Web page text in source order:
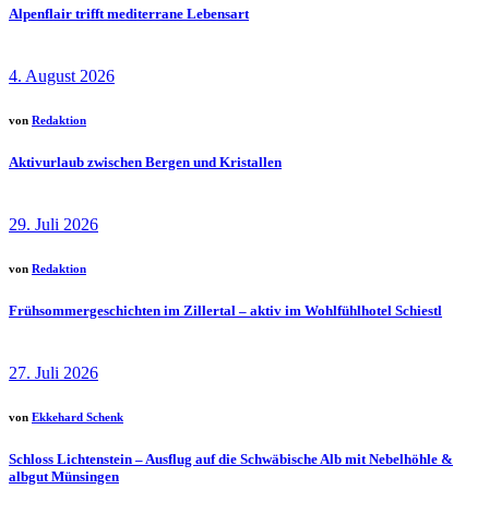
Alpenflair trifft mediterrane Lebensart
4. August 2026
von Redaktion
Aktivurlaub zwischen Bergen und Kristallen
29. Juli 2026
von Redaktion
Frühsommergeschichten im Zillertal – aktiv im Wohlfühlhotel Schiestl
27. Juli 2026
von Ekkehard Schenk
Schloss Lichtenstein – Ausflug auf die Schwäbische Alb mit Nebelhöhle &
albgut Münsingen